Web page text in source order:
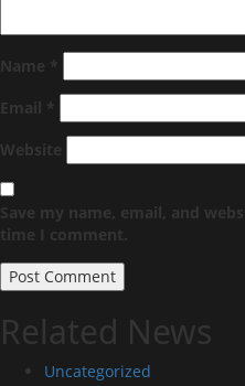
Name *
Email *
Website
Save my name, email, and
time I comment.
Related News
Uncategorized